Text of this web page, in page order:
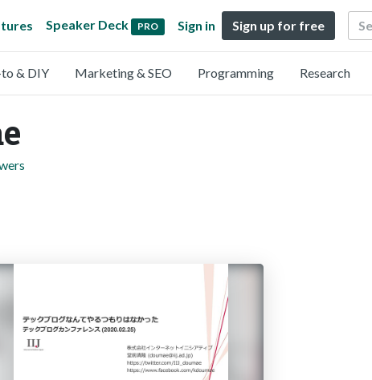
Speaker Deck PRO Sign in Sign up for free Search
& DIY Marketing & SEO Programming Research